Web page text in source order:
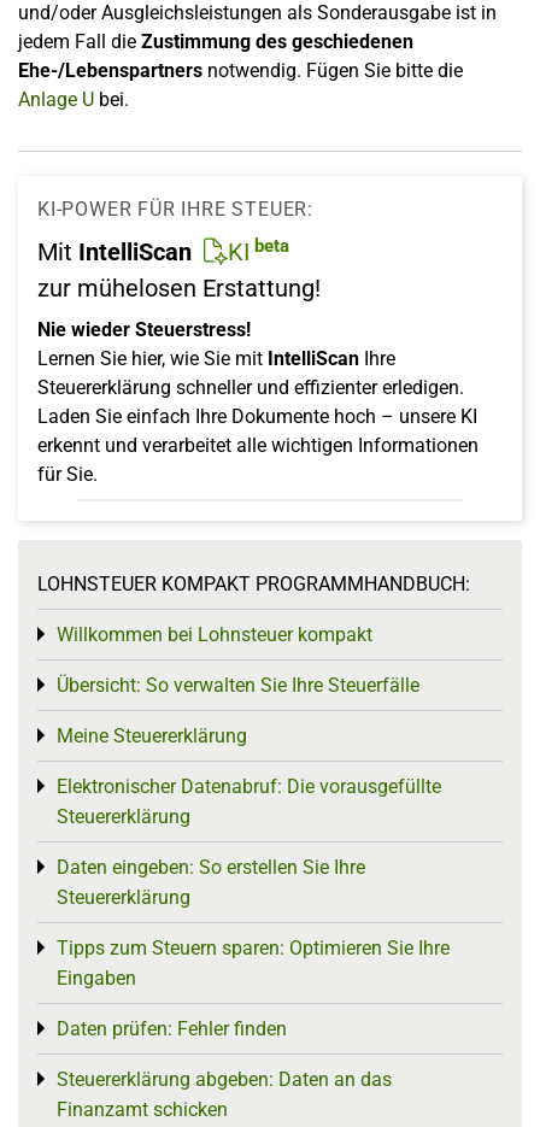
und/oder Ausgleichsleistungen als Sonderausgabe ist in
jedem Fall die Zustimmung des geschiedenen
Ehe-/Lebenspartners notwendig. Fügen Sie bitte die
Anlage U bei.
KI-POWER FÜR IHRE STEUER:
Mit IntelliScan KI beta
zur mühelosen Erstattung!
Nie wieder Steuerstress!
Lernen Sie hier, wie Sie mit IntelliScan Ihre
Steuererklärung schneller und effizienter erledigen.
Laden Sie einfach Ihre Dokumente hoch – unsere KI
erkennt und verarbeitet alle wichtigen Informationen
für Sie.
LOHNSTEUER KOMPAKT PROGRAMMHANDBUCH:
Willkommen bei Lohnsteuer kompakt
Toggle menu
Übersicht: So verwalten Sie Ihre Steuerfälle
Toggle menu
Meine Steuererklärung
Toggle menu
Elektronischer Datenabruf: Die vorausgefüllte
Steuererklärung
Toggle menu
Daten eingeben: So erstellen Sie Ihre
Steuererklärung
Toggle menu
Tipps zum Steuern sparen: Optimieren Sie Ihre
Eingaben
Toggle menu
Daten prüfen: Fehler finden
Toggle menu
Steuererklärung abgeben: Daten an das
Finanzamt schicken
Toggle menu